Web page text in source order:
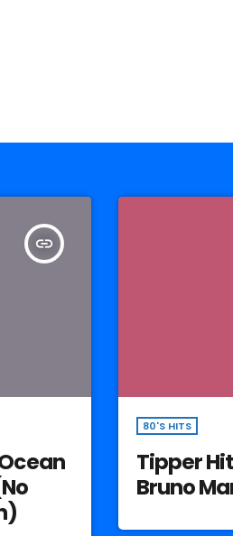
insert_link
80'S HITS
Tipper
Bruno